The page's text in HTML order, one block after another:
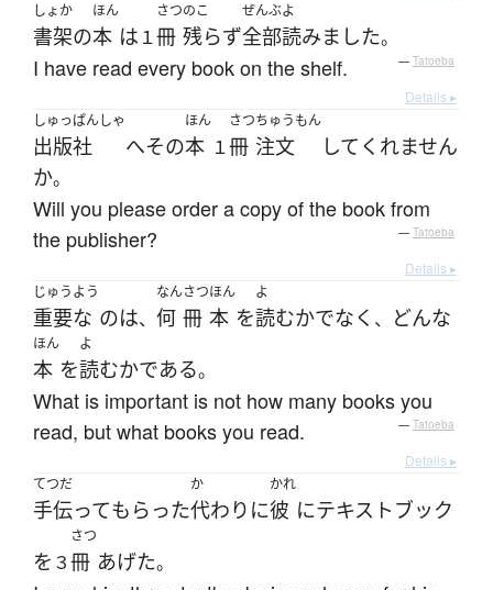
しょか
書架の
ほん
本 は １
さつ
冊
のこ
残らず
ぜんぶ
全部
よ
読みました。
I have read every book on the shelf. — Tatoeba
Details ▸
しゅっぱんしゃ
出版社 へその
ほん
本 １
さつ
冊
ちゅうもん
注文 して くれません
か。
Will you please order a copy of the book from
the publisher?
— Tatoeba
Details ▸
じゅうよう
重要な のは、
なん
何
さつ
冊
ほん
本 を
よ
読むかでなく 、 どんな
ほん
本 を
よ
読むかである。
What is important is not how many books you
read, but what books you read.
— Tatoeba
Details ▸
てつだ
手伝ってもらった
か
代わり に
かれ
彼 にテキストブック
を ３
さつ
冊 あげた。